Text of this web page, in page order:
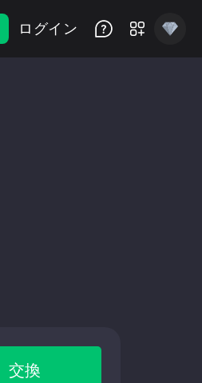
ログイン
交換